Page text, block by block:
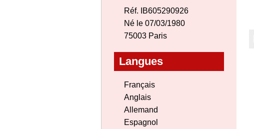
Réf. IB605290926
Né le 07/03/1980
75003 Paris
Langues
Français
Anglais
Allemand
Espagnol